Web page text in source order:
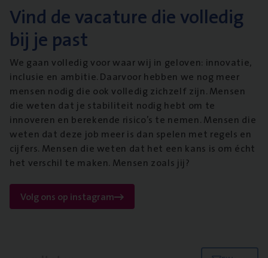
Vind de vacature die volledig
bij je past
We gaan volledig voor waar wij in geloven: innovatie,
inclusie en ambitie. Daarvoor hebben we nog meer
mensen nodig die ook volledig zichzelf zijn. Mensen
die weten dat je stabiliteit nodig hebt om te
innoveren en berekende risico’s te nemen. Mensen die
weten dat deze job meer is dan spelen met regels en
cijfers. Mensen die weten dat het een kans is om écht
het verschil te maken. Mensen zoals jij?
Volg ons op instagram